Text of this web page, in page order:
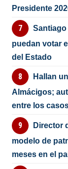
Presidente
puedan votar
del Estado
Hallan
Almácigos;
entre los
Director
modelo de
meses en el